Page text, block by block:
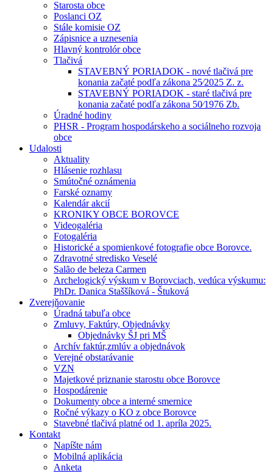
Starosta obce
Poslanci OZ
Stále komisie OZ
Zápisnice a uznesenia
Hlavný kontrolór obce
Tlačivá
STAVEBNÝ PORIADOK - nové tlačivá pre
konania začaté podľa zákona 25⁄2025 Z. z.
STAVEBNÝ PORIADOK - staré tlačivá pre
konania začaté podľa zákona 50⁄1976 Zb.
Úradné hodiny
PHSR - Program hospodárskeho a sociálneho rozvoja
obce
Udalosti
Aktuality
Hlásenie rozhlasu
Smútočné oznámenia
Farské oznamy
Kalendár akcií
KRONIKY OBCE BOROVCE
Videogaléria
Fotogaléria
Historické a spomienkové fotografie obce Borovce.
Zdravotné stredisko Veselé
Salão de beleza Carmen
Archelogický výskum v Borovciach, vedúca výskumu:
PhDr. Danica Staššíková - Štuková
Zverejňovanie
Úradná tabuľa obce
Zmluvy, Faktúry, Objednávky
Objednávky ŠJ pri MŠ
Archív faktúr,zmlúv a objednávok
Verejné obstarávanie
VZN
Majetkové priznanie starostu obce Borovce
Hospodárenie
Dokumenty obce a interné smernice
Ročné výkazy o KO z obce Borovce
Stavebné tlačivá platné od 1. apríla 2025.
Kontakt
Napíšte nám
Mobilná aplikácia
Anketa